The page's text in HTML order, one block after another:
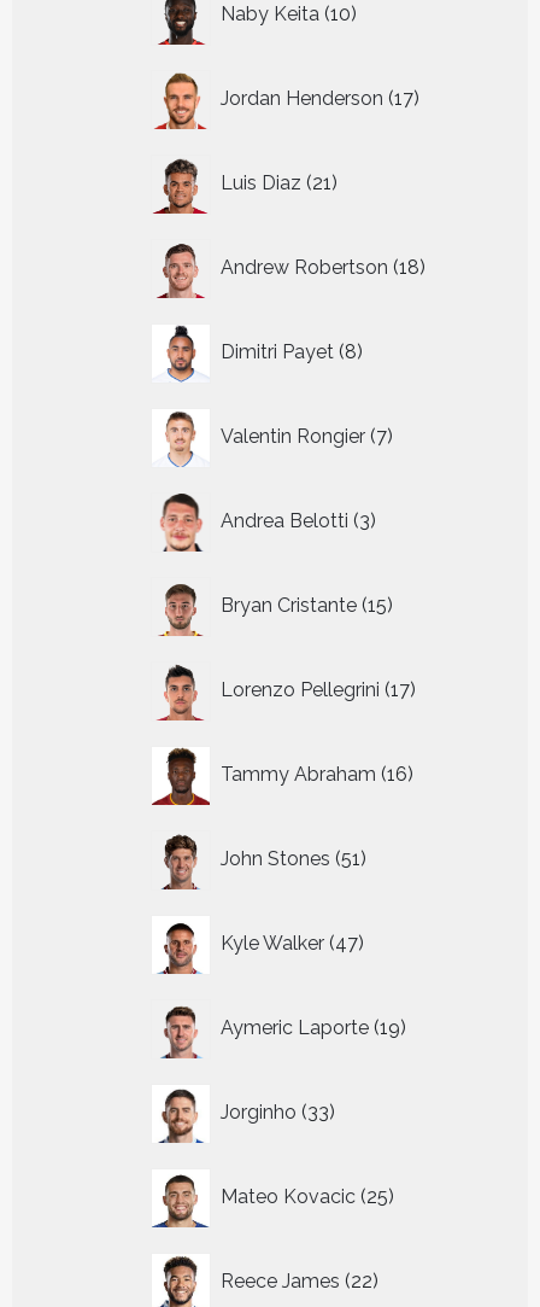
Naby Keita 10
producten
Jordan Henderson 17
producten
Luis Diaz 21
producten
Andrew Robertson 18
producten
Dimitri Payet 8
producten
Valentin Rongier 7
producten
Andrea Belotti 3
producten
Bryan Cristante 15
producten
Lorenzo Pellegrini 17
producten
Tammy Abraham 16
producten
John Stones 51
producten
Kyle Walker 47
producten
Aymeric Laporte 19
producten
Jorginho 33
producten
Mateo Kovacic 25
producten
Reece James 22
producten